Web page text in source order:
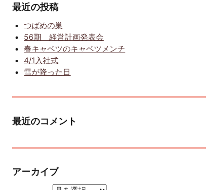
最近の投稿
つばめの巣
56期 経営計画発表会
春キャベツのキャベツメンチ
4/1入社式
雪が降った日
最近のコメント
アーカイブ